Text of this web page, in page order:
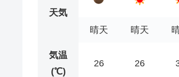
天気
晴天
晴天
気温
(℃)
26 26